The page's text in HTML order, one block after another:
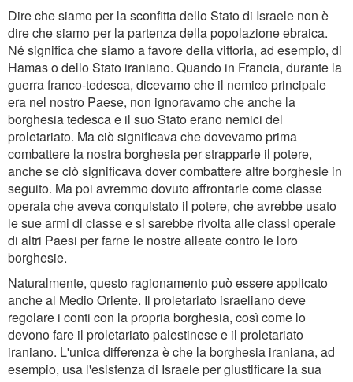
Dire che siamo per la sconfitta dello Stato di Israele non è
dire che siamo per la partenza della popolazione ebraica.
Né significa che siamo a favore della vittoria, ad esempio, di
Hamas o dello Stato iraniano. Quando in Francia, durante la
guerra franco-tedesca, dicevamo che il nemico principale
era nel nostro Paese, non ignoravamo che anche la
borghesia tedesca e il suo Stato erano nemici del
proletariato. Ma ciò significava che dovevamo prima
combattere la nostra borghesia per strapparle il potere,
anche se ciò significava dover combattere altre borghesie in
seguito. Ma poi avremmo dovuto affrontarle come classe
operaia che aveva conquistato il potere, che avrebbe usato
le sue armi di classe e si sarebbe rivolta alle classi operaie
di altri Paesi per farne le nostre alleate contro le loro
borghesie.
Naturalmente, questo ragionamento può essere applicato
anche al Medio Oriente. Il proletariato israeliano deve
regolare i conti con la propria borghesia, così come lo
devono fare il proletariato palestinese e il proletariato
iraniano. L'unica differenza è che la borghesia iraniana, ad
esempio, usa l'esistenza di Israele per giustificare la sua